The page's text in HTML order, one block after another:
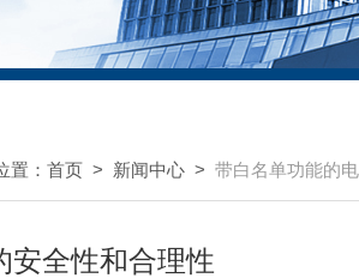
置： 首页 > 新闻中心 > 带白名单功能的
安全性和合理性